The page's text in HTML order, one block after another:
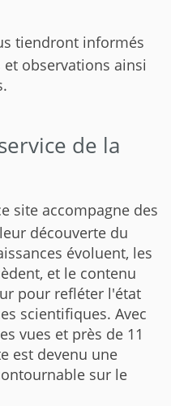
tiendront informés
observations ainsi
de la
site accompagne des
découverte du
évoluent, les
et le contenu
pour refléter l'état
scientifiques. Avec
vues et près de 11
est devenu une
sur le